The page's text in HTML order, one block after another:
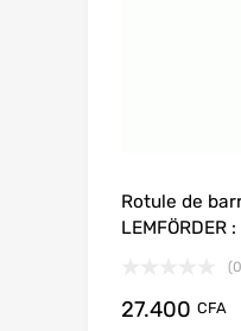
Rotule de
LEMFÖRDER
27.400 CFA